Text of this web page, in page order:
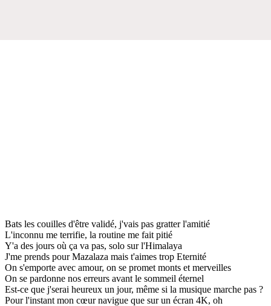
Bats les couilles d'être validé, j'vais pas gratter l'amitié
L'inconnu me terrifie, la routine me fait pitié
Y'a des jours où ça va pas, solo sur l'Himalaya
J'me prends pour Mazalaza mais t'aimes trop Eternité
On s'emporte avec amour, on se promet monts et merveilles
On se pardonne nos erreurs avant le sommeil éternel
Est-ce que j'serai heureux un jour, même si la musique marche pas ?
Pour l'instant mon cœur navigue que sur un écran 4K, oh